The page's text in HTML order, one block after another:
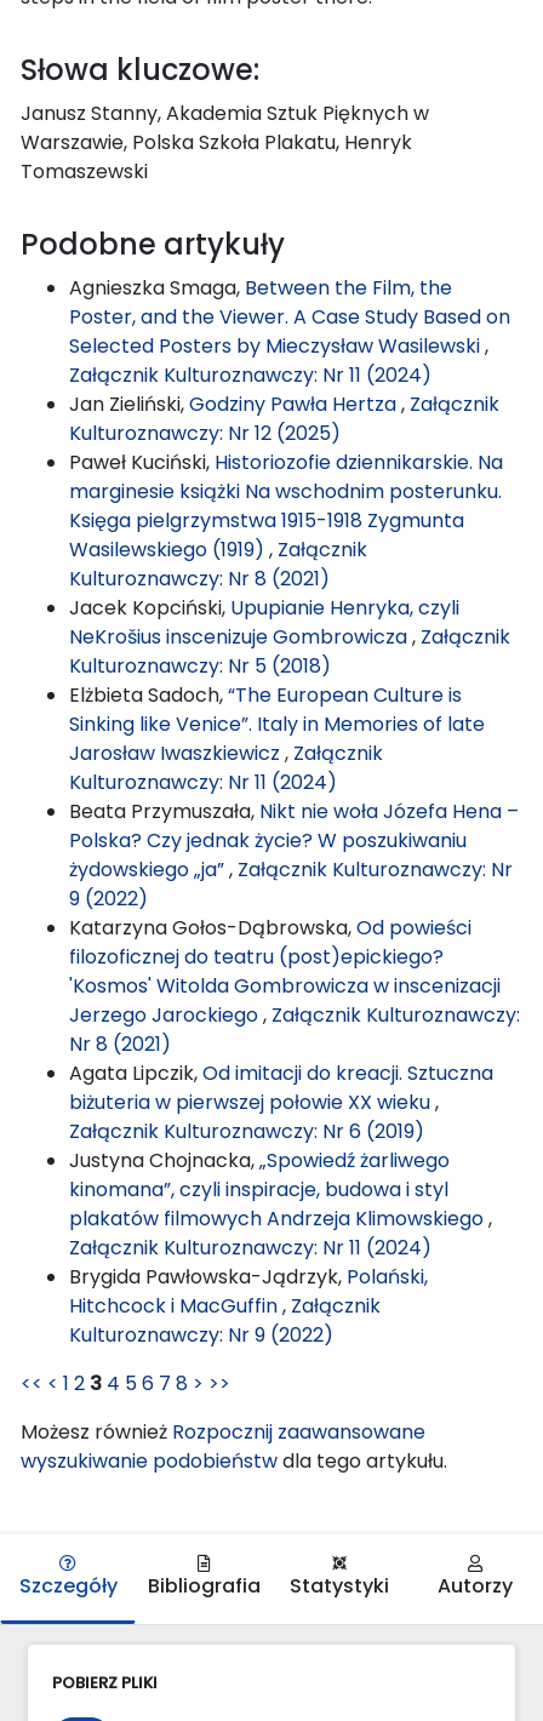
Słowa kluczowe:
Janusz Stanny, Akademia Sztuk Pięknych w
Warszawie, Polska Szkoła Plakatu, Henryk
Tomaszewski
Podobne artykuły
Agnieszka Smaga, Between the Film, the
Poster, and the Viewer. A Case Study Based on
Selected Posters by Mieczysław Wasilewski,
Załącznik Kulturoznawczy: Nr 11 (2024)
Jan Zieliński,Godziny Pawła Hertza, Załącznik
Kulturoznawczy: Nr 12 (2025)
Paweł Kuciński, Historiozofie dziennikarskie. Na
marginesie książki Na wschodnim posterunku.
Księga pielgrzymstwa 1915-1918 Zygmunta
Wasilewskiego (1919) , Załącznik
Kulturoznawczy: Nr 8 (2021)
Jacek Kopciński, Upupianie Henryka, czyli
NeKrošius inscenizuje Gombrowicza, Załącznik
Kulturoznawczy: Nr 5 (2018)
Elżbieta Sadoch,“The European Culture is
Sinking like Venice”. Italy in Memories of late
Jarosław Iwaszkiewicz , Załącznik
Kulturoznawczy: Nr 11 (2024)
Beata Przymuszała, Nikt nie woła Józefa Hena –
Polska? Czy jednak życie? W poszukiwaniu
żydowskiego „ja”, Załącznik Kulturoznawczy: Nr
9 (2022)
Katarzyna Gołos-Dąbrowska,Od powieści
filozoficznej do teatru (post)epickiego?
'Kosmos' Witolda Gombrowicza w inscenizacji
Jerzego Jarockiego, Załącznik Kulturoznawczy:
Nr 8 (2021)
Agata Lipczik,Od imitacji do kreacji. Sztuczna
biżuteria w pierwszej połowie XX wieku,
Załącznik Kulturoznawczy: Nr 6 (2019)
Justyna Chojnacka,„Spowiedź żarliwego
kinomana”, czyli inspiracje, budowa i styl
plakatów filmowych Andrzeja Klimowskiego,
Załącznik Kulturoznawczy: Nr 11 (2024)
Brygida Pawłowska-Jądrzyk, Polański,
Hitchcock i MacGuffin, Załącznik
Kulturoznawczy: Nr 9 (2022)
<< < 1 2 3 4 56 7 8 > >>
Możesz również Rozpocznij zaawansowane
wyszukiwanie podobieństwdla tego artykułu.
Szczegóły Bibliografia Statystyki Autorzy
POBIERZ PLIKI